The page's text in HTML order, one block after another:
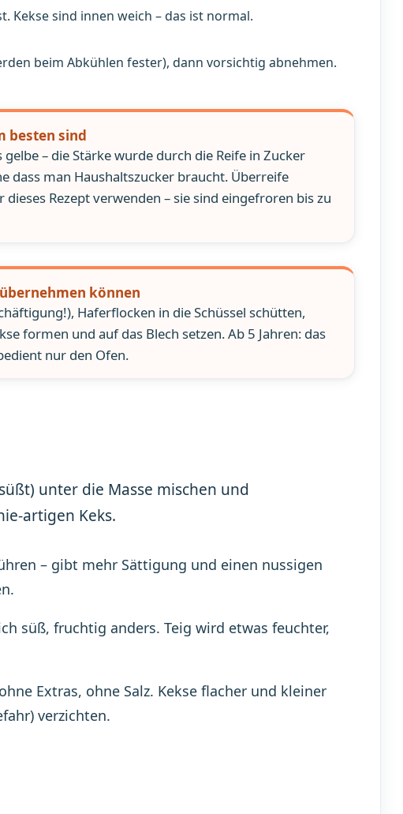
Kekse sind innen weich – das ist normal.
beim Abkühlen fester), dann vorsichtig abnehmen.
besten sind
– die Stärke wurde durch die Reife in Zucker
dass man Haushaltszucker braucht. Überreife
Rezept verwenden – sie sind eingefroren bis zu
können
Haferflocken in die Schüssel schütten,
formen und auf das Blech setzen. Ab 5 Jahren: das
nur den Ofen.
unter die Masse mischen und
artigen Keks.
– gibt mehr Sättigung und einen nussigen
süß, fruchtig anders. Teig wird etwas feuchter,
Extras, ohne Salz. Kekse flacher und kleiner
verzichten.